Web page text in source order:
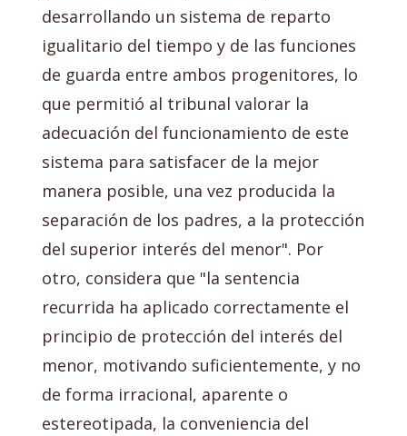
desarrollando un sistema de reparto
igualitario del tiempo y de las funciones
de guarda entre ambos progenitores, lo
que permitió al tribunal valorar la
adecuación del funcionamiento de este
sistema para satisfacer de la mejor
manera posible, una vez producida la
separación de los padres, a la protección
del superior interés del menor". Por
otro, considera que "la sentencia
recurrida ha aplicado correctamente el
principio de protección del interés del
menor, motivando suficientemente, y no
de forma irracional, aparente o
estereotipada, la conveniencia del